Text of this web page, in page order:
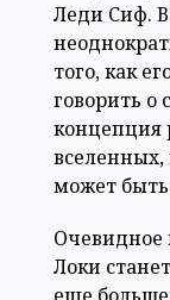
Леди Сиф.
того, как
говорить о
концепция
вселенных,
может
Очевидное
Локи